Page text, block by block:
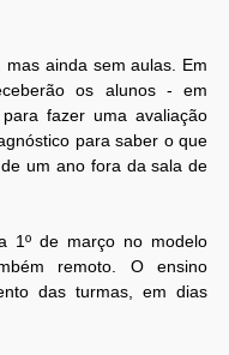
ainda sem aulas. Em
os alunos - em
fazer uma avaliação
para saber o que
um ano fora da sala de
1º de março no modelo
remoto. O ensino
das turmas, em dias